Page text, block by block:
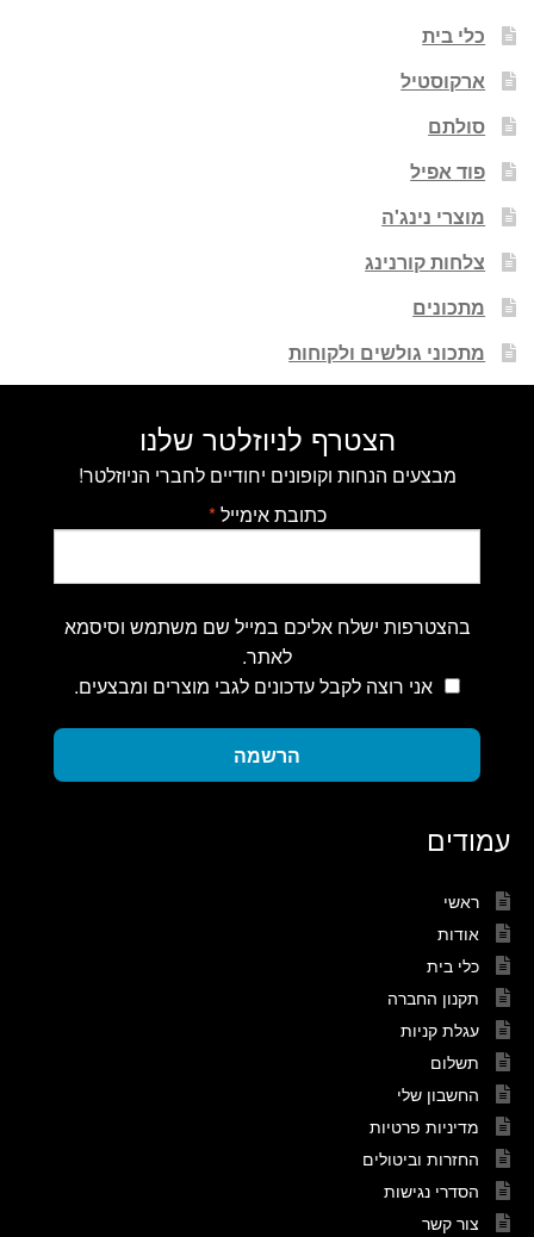
כלי בית
ארקוסטיל
סולתם
פוד אפיל
מוצרי נינג'ה
צלחות קורנינג
מתכונים
מתכוני גולשים ולקוחות
הצטרף לניוזלטר שלנו
מבצעים הנחות וקופונים יחודיים לחברי הניוזלטר!
כתובת אימייל*
בהצטרפות ישלח אליכם במייל שם משתמש וסיסמא
לאתר.
אני רוצה לקבל עדכונים לגבי מוצרים ומבצעים.
הרשמה
עמודים
ראשי
אודות
כלי בית
תקנון החברה
עגלת קניות
תשלום
החשבון שלי
מדיניות פרטיות
החזרות וביטולים
הסדרי נגישות
צור קשר